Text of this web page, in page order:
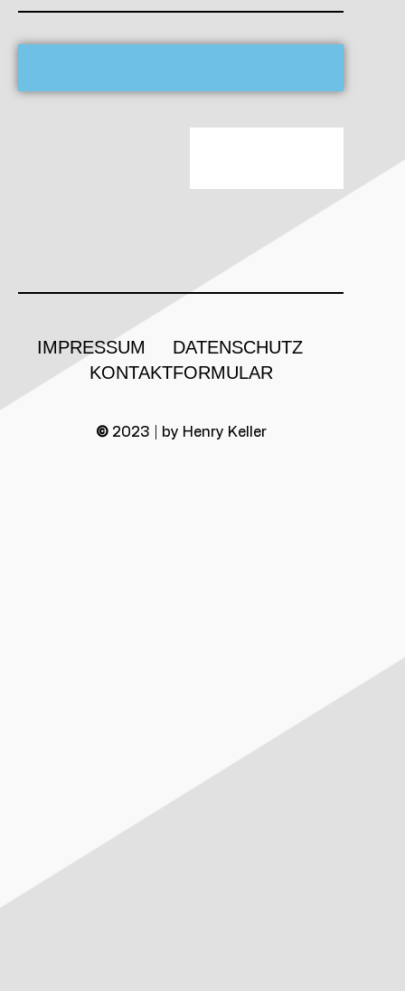
IMPRESSUM
DATENSCHUTZ
KONTAKTFORMULAR
©2023 | by Henry Keller